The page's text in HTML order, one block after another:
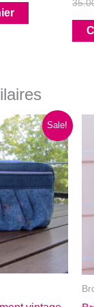
Sale!